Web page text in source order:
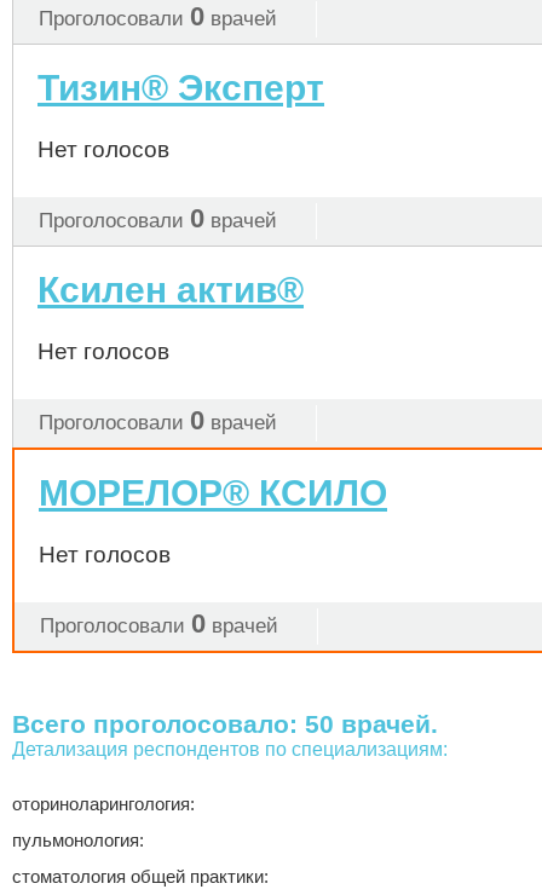
Проголосовали 0 врачей
Тизин® Эксперт
Нет голосов
Проголосовали 0 врачей
Ксилен актив®
Нет голосов
Проголосовали 0 врачей
МОРЕЛОР® КСИЛО
Нет голосов
Проголосовали 0 врачей
Всего проголосовало: 50 врачей.
Детализация респондентов по специализациям:
оториноларингология:
пульмонология:
стоматология общей практики: